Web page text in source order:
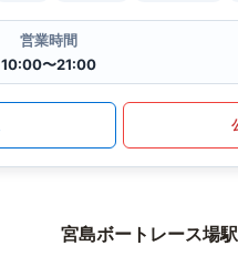
営業時間
10:00〜21:00
宮島ボートレース場